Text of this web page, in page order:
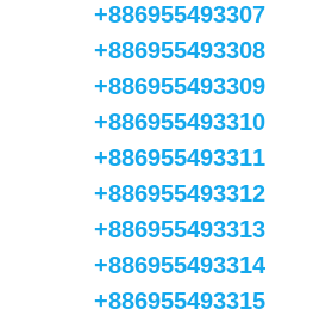
+886955493307
+886955493308
+886955493309
+886955493310
+886955493311
+886955493312
+886955493313
+886955493314
+886955493315